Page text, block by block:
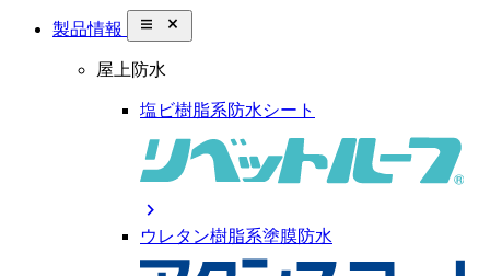
製品情報 close_small
屋上防水
塩ビ樹脂系防水シート
chevron_right
ウレタン樹脂系塗膜防水